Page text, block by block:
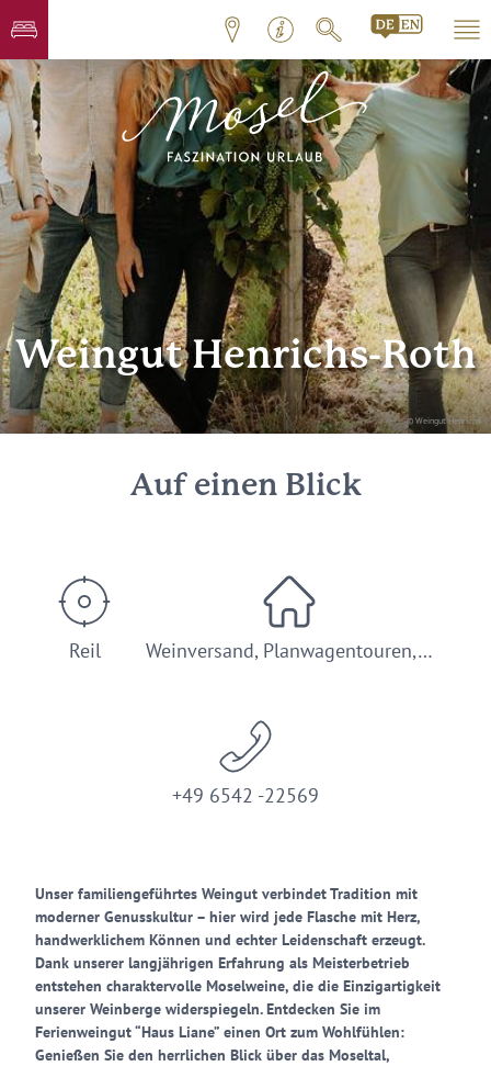
© Weingut Henrichs
Weingut Henrichs-Roth
Auf einen Blick
Reil Weinversand, Planwagentouren,…
+49 6542 -22569
Unser familiengeführtes Weingut verbindet Tradition mit
moderner Genusskultur – hier wird jede Flasche mit Herz,
handwerklichem Können und echter Leidenschaft erzeugt.
Dank unserer langjährigen Erfahrung als Meisterbetrieb
entstehen charaktervolle Moselweine, die die Einzigartigkeit
unserer Weinberge widerspiegeln. Entdecken Sie im
Ferienweingut “Haus Liane” einen Ort zum Wohlfühlen:
Genießen Sie den herrlichen Blick über das Moseltal,